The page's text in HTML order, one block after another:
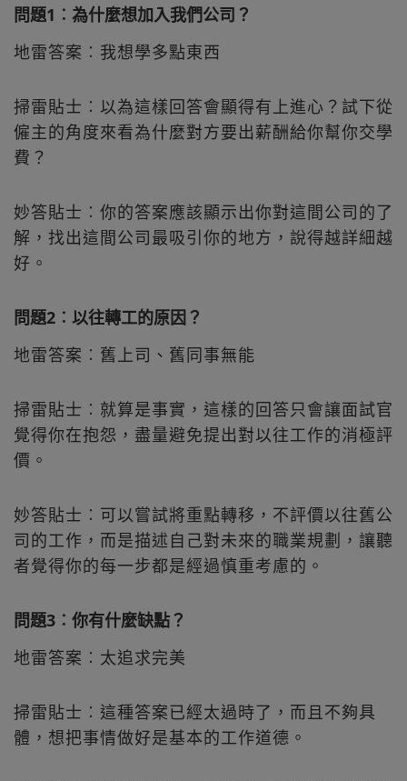
問題1︰為什麼想加入我們公司？
地雷答案︰我想學多點東西
掃雷貼士︰以為這樣回答會顯得有上進心？試下從
僱主的角度來看為什麼對方要出薪酬給你幫你交學
費？
妙答貼士︰你的答案應該顯示出你對這間公司的了
解，找出這間公司最吸引你的地方，說得越詳細越
好。
問題2︰以往轉工的原因？
地雷答案︰舊上司、舊同事無能
掃雷貼士︰就算是事實，這樣的回答只會讓面試官
覺得你在抱怨，盡量避免提出對以往工作的消極評
價。
妙答貼士︰可以嘗試將重點轉移，不評價以往舊公
司的工作，而是描述自己對未來的職業規劃，讓聽
者覺得你的每一步都是經過慎重考慮的。
問題3︰你有什麼缺點？
地雷答案︰太追求完美
掃雷貼士︰這種答案已經太過時了，而且不夠具
體，想把事情做好是基本的工作道德。